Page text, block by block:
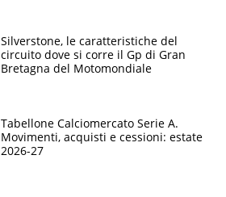
Silverstone, le caratteristiche del
circuito dove si corre il Gp di Gran
Bretagna del Motomondiale
Tabellone Calciomercato Serie A.
Movimenti, acquisti e cessioni: estate
2026-27